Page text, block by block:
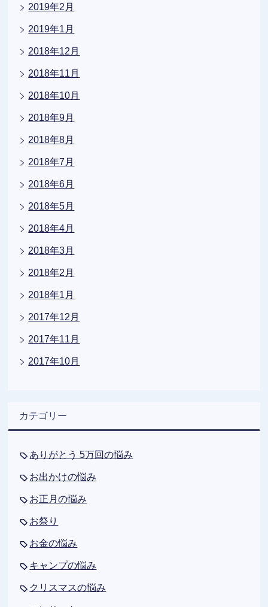
2019年2月
2019年1月
2018年12月
2018年11月
2018年10月
2018年9月
2018年8月
2018年7月
2018年6月
2018年5月
2018年4月
2018年3月
2018年2月
2018年1月
2017年12月
2017年11月
2017年10月
カテゴリー
ありがとう 5万回の悩み
お出かけの悩み
お正月の悩み
お祭り
お金の悩み
キャンプの悩み
クリスマスの悩み